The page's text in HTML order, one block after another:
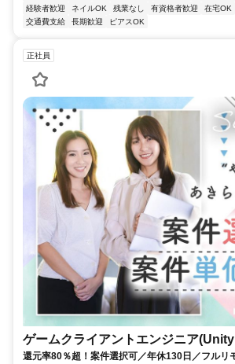
経験者歓迎
ネイルOK 残業なし 有資格者歓迎 在宅OK
交通費支給
長期歓迎 ピアスOK
正社員
ゲームクライアントエンジニア
還元率80％超！案件選択可／年休130日／フルリ